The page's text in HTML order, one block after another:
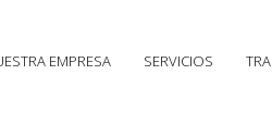
EMPRESA SERVICIOS